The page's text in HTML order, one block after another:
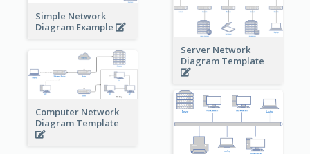
Simple Network
Diagram Example
Server Network
Diagram Template
Computer Network
Diagram Template